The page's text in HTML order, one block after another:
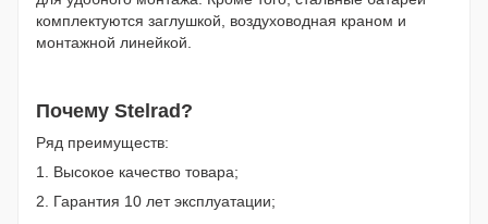
комплектуются заглушкой, воздуховодная краном и
монтажной линейкой.
Почему Stelrad?
Ряд преимуществ:
1. Высокое качество товара;
2. Гарантия 10 лет эксплуатации;